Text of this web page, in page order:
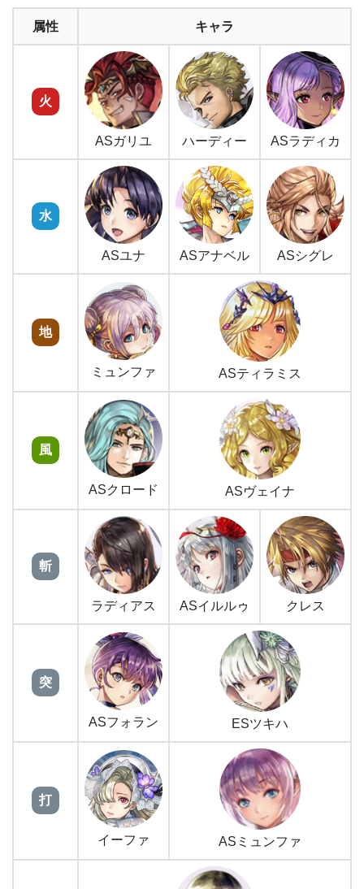
キャラが多すぎて、どれを狙えばいいのか
分からねーよ！
アナザースタイル フェーリクルス
属性 キャラ
火
ASガリユ ハーディー ASラディカ
水
ASユナ ASアナベル ASシグレ
地
ミュンファ ASティラミス
風
ASクロード ASヴェイナ
斬
ラディアス ASイルルゥ クレス
突
ASフォラン ESツキハ
打
イーファ ASミュンファ